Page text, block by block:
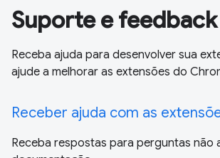
Suporte e feedback
Receba ajuda para desenvolver sua
ajude a melhorar as extensões do
Receber ajuda com as
Receba respostas para perguntas não